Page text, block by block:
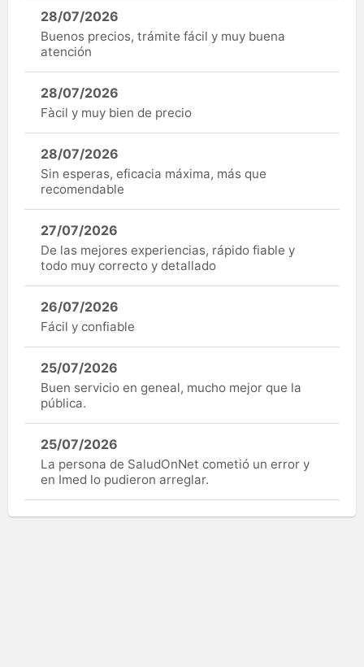
28/07/2026
Buenos precios, trámite fácil y muy buena
atención
28/07/2026
Fàcil y muy bien de precio
28/07/2026
Sin esperas, eficacia máxima, más que
recomendable
27/07/2026
De las mejores experiencias, rápido fiable y
todo muy correcto y detallado
26/07/2026
Fácil y confiable
25/07/2026
Buen servicio en geneal, mucho mejor que la
pública.
25/07/2026
La persona de SaludOnNet cometió un error y
en Imed lo pudieron arreglar.